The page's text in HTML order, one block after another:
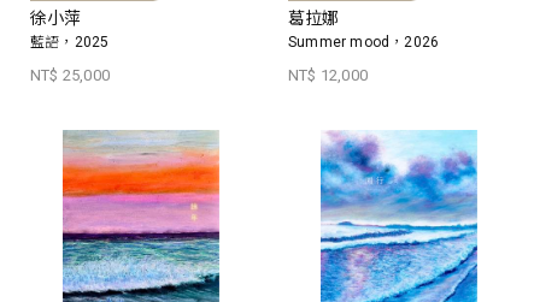
徐小萍
藍語，2025
NT$ 25,000
葛拉娜
Summer mood，2026
NT$ 12,000